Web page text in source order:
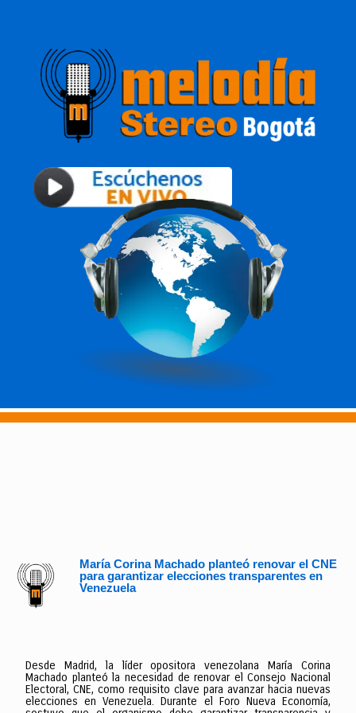
María Corina Machado planteó renovar el CNE
para garantizar elecciones transparentes en
Venezuela
Desde Madrid, la líder opositora venezolana María Corina
Machado planteó la necesidad de renovar el Consejo Nacional
Electoral, CNE, como requisito clave para avanzar hacia nuevas
elecciones en Venezuela. Durante el Foro Nueva Economía,